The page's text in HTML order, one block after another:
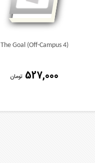
The Goal (Off-Campus 4)
527,000 تومان